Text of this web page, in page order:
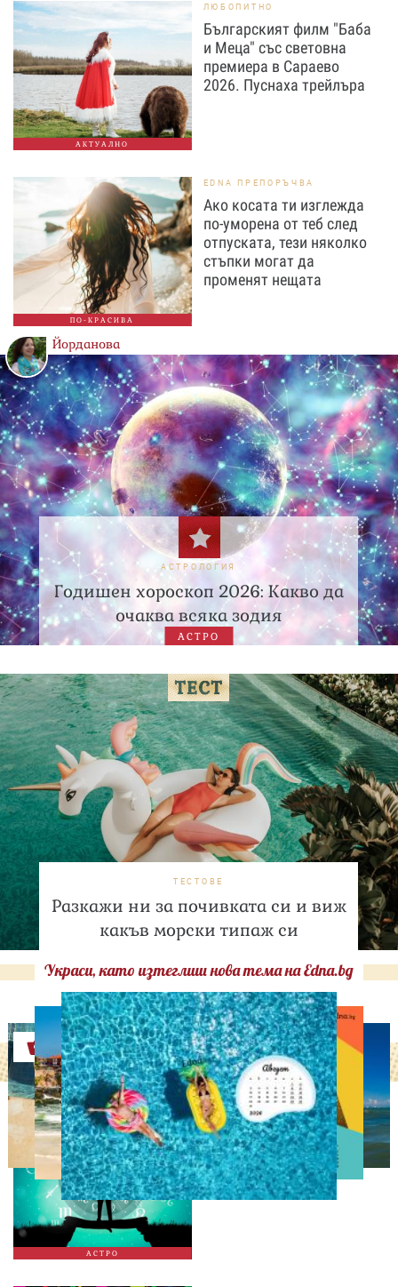
АКТУАЛНО
ЛЮБОПИТНО
Българският филм "Баба
и Меца" със световна
премиера в Сараево
2026. Пуснаха трейлъра
ПО-КРАСИВА
EDNA ПРЕПОРЪЧВА
Ако косата ти изглежда
по-уморена от теб след
отпуската, тези няколко
стъпки могат да
променят нещата
Йорданова
АСТРОЛОГИЯ
Годишен хороскоп 2026: Какво да
очаква всяка зодия
АСТРО
ТЕСТОВЕ
Разкажи ни за почивката си и виж
какъв морски типаж си
Украси, като изтеглиш нова тема на Edna.bg
Оферти
АСТРО
АСТРОЛОГИЯ
Дневен хороскоп за 5
август, сряда